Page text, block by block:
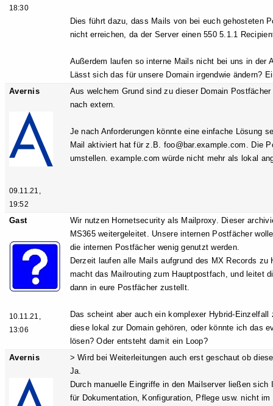
18:30
Dies führt dazu, dass Mails von bei euch gehosteten
nicht erreichen, da der Server einen 550 5.1.1
Außerdem laufen so interne Mails nicht bei uns in der
Lässt sich das für unsere Domain irgendwie ändern?
Avernis
09.11.21,
19:52
Aus welchem Grund sind zu dieser Domain
nach extern.
Je nach Anforderungen könnte eine einfache Lösung
Mail aktiviert hat für z.B. foo@bar.example.com. Die
umstellen. example.com würde nicht mehr als lokal
Gast
10.11.21,
13:06
Wir nutzen Hornetsecurity als Mailproxy. Dieser
MS365 weitergeleitet. Unsere internen Postfächer
die internen Postfächer wenig genutzt werden.
Derzeit laufen alle Mails aufgrund des MX Records
macht das Mailrouting zum Hauptpostfach, und leitet
dann in eure Postfächer zustellt.
Das scheint aber auch ein komplexer Hybrid-
diese lokal zur Domain gehören, oder könnte ich das
lösen? Oder entsteht damit ein Loop?
Avernis
> Wird bei Weiterleitungen auch erst geschaut ob
Ja.
Durch manuelle Eingriffe in den Mailserver ließen
für Dokumentation, Konfiguration, Pflege usw. nicht im